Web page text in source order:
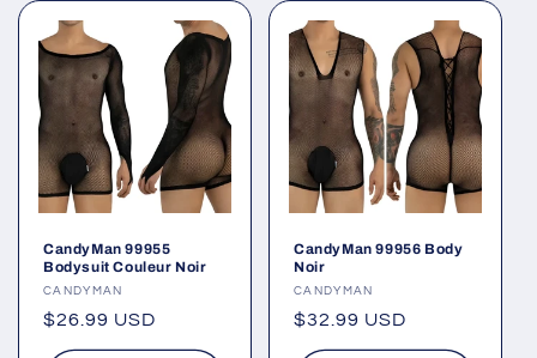
CandyMan 99955
Bodysuit Couleur Noir
Fournisseur :
CANDYMAN
Prix
habituel
$26.99 USD
CandyMan 99956 Body
Noir
Fournisseur :
CANDYMAN
Prix
habituel
$32.99 USD